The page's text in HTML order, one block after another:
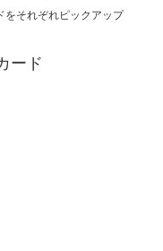
をそれぞれピックアップ
ード